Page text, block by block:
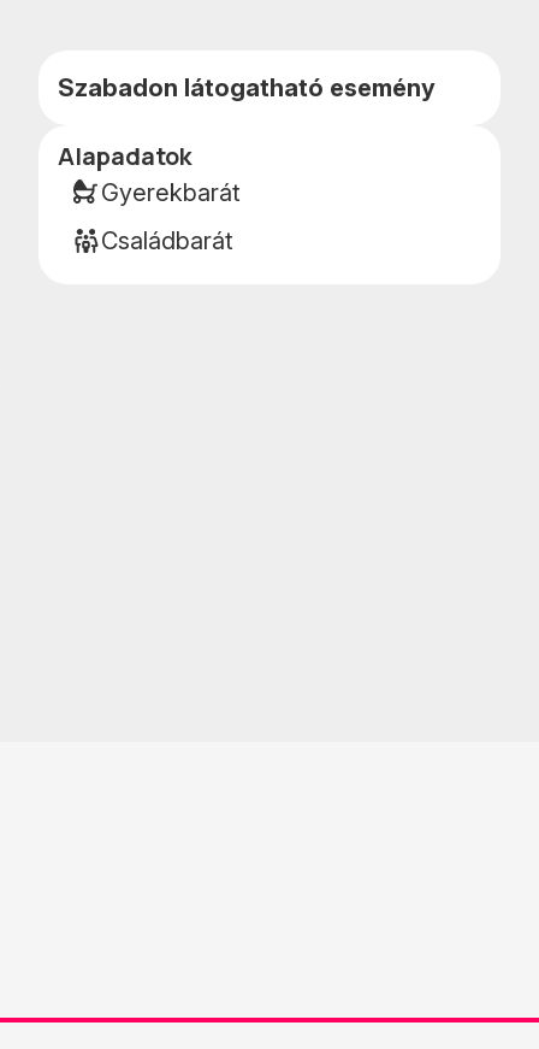
Szabadon látogatható esemény
Esemény
részletei
Alapadatok
Gyerekbarát
Családbarát